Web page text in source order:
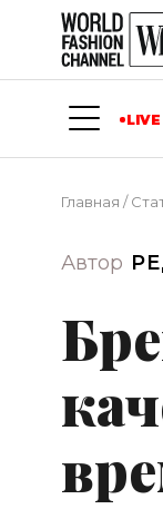
LIVE
Главная /
Автор